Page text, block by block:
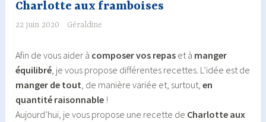
Charlotte aux framboises
22 juin 2020 Géraldine
Afin de vous aider à composer vos repas et à manger
équilibré , je vous propose différentes recettes. L’idée est de
manger de tout , de manière variée et, surtout,en
quantité raisonnable !
Aujourd’hui, je vous propose une recette de Charlotte aux